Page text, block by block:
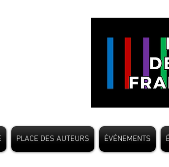
PLACE DES AUTEURS ÉVÉNEMENTS